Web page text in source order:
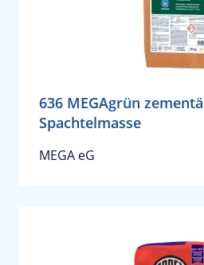
636 MEGAgrün
Spachtelmasse
MEGA eG